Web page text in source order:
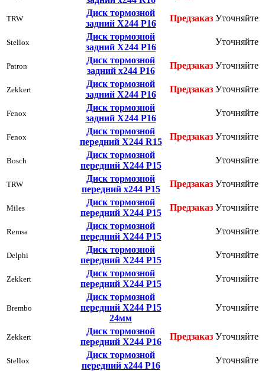
TRW
Диск тормозной
задний Х244 Р16
Предзаказ Уточняйте
Stellox
Диск тормозной
задний Х244 Р16
Уточняйте
Patron
Диск тормозной
задний х244 Р16
Предзаказ Уточняйте
Zekkert
Диск тормозной
задний Х244 Р16
Предзаказ Уточняйте
Fenox
Диск тормозной
задний Х244 Р16
Уточняйте
Fenox
Диск тормозной
передний Х244 R15
Предзаказ Уточняйте
Bosch
Диск тормозной
передний Х244 Р15
Уточняйте
TRW
Диск тормозной
передний х244 Р15
Предзаказ Уточняйте
Miles
Диск тормозной
передний Х244 Р15
Предзаказ Уточняйте
Remsa
Диск тормозной
передний Х244 Р15
Уточняйте
Delphi
Диск тормозной
передний Х244 Р15
Уточняйте
Zekkert
Диск тормозной
передний Х244 Р15
Уточняйте
Brembo
Диск тормозной
передний Х244 Р15
24мм
Уточняйте
Zekkert
Диск тормозной
передний Х244 Р16
Предзаказ Уточняйте
Stellox
Диск тормозной
передний х244 Р16
Уточняйте